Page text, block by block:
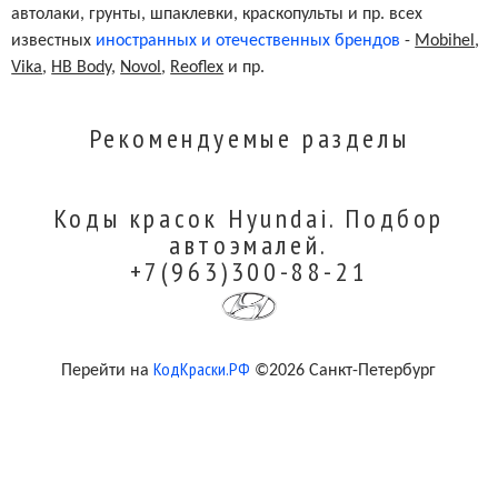
White PS4
R6A
Clean Slate UB2
Morning Glory X3U
автолаки, грунты, шпаклевки, краскопульты и пр. всех
известных иностранных и отечественных брендов - Mobihel ,
Vika, HB Body, Novol , Reoflex и пр.
Рекомендуемые разделы
Коды красок Hyundai. Подбор
автоэмалей.
+7(963)300-88-21
Перейти на КодКраски.РФ ©2026 Санкт-Петербург